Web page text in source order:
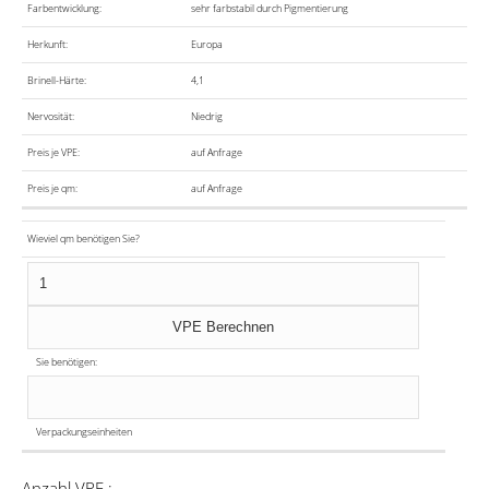
Farbentwicklung: sehr farbstabil durch Pigmentierung
Herkunft: Europa
Brinell-Härte: 4,1
Nervosität: Niedrig
Preis je VPE: auf Anfrage
Preis je qm: auf Anfrage
Wieviel qm benötigen Sie?
Sie benötigen:
Verpackungseinheiten